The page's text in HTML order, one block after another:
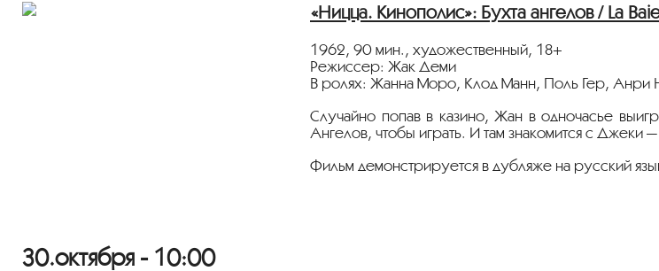
ПорталКультура.рф
«Ницца. Кинополис»: Бухта ангелов / La
1962, 90 мин., художественный, 18+
Режиссер: Жак Деми
В ролях: Жанна Моро, Клод Манн, Поль Гер, Анри
Случайно попав в казино, Жан в одночасье
Ангелов, чтобы играть. И там знакомится с Джеки
Фильм демонстрируется в дубляже на русский
30.октября - 10:00